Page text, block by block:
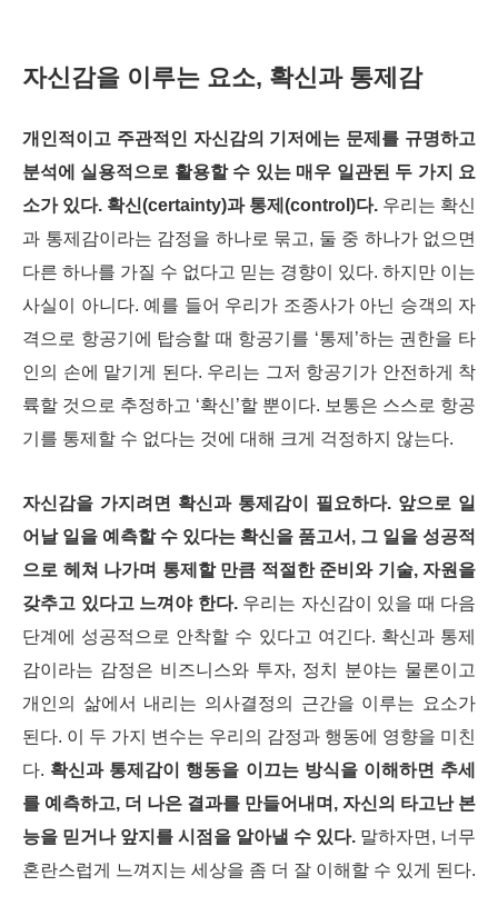
자신감을 이루는 요소, 확신과 통제감
개인적이고 주관적인 자신감의 기저에는 문제를 규명하고
분석에 실용적으로 활용할 수 있는 매우 일관된 두 가지 요
소가 있다. 확신(certainty)과 통제(control)다. 우리는 확신
과 통제감이라는 감정을 하나로 묶고, 둘 중 하나가 없으면
다른 하나를 가질 수 없다고 믿는 경향이 있다. 하지만 이는
사실이 아니다. 예를 들어 우리가 조종사가 아닌 승객의 자
격으로 항공기에 탑승할 때 항공기를 ‘통제 ’하는 권한을 타
인의 손에 맡기게 된다. 우리는 그저 항공기가 안전하게 착
륙할 것으로 추정하고 ‘확신’할 뿐이다. 보통은 스스로 항공
기를 통제할 수 없다는 것에 대해 크게 걱정하지 않는다.
자신감을 가지려면 확신과 통제감이 필요하다. 앞으로 일
어날 일을 예측할 수 있다는 확신을 품고서, 그 일을 성공적
으로 헤쳐 나가며 통제할 만큼 적절한 준비와 기술, 자원을
갖추고 있다고 느껴야 한다.우리는 자신감이 있을 때 다음
단계에 성공적으로 안착할 수 있다고 여긴다. 확신과 통제
감이라는 감정은 비즈니스와 투자, 정치 분야는 물론이고
개인의 삶에서 내리는 의사결정의 근간을 이루는 요소가
된다. 이 두 가지 변수는 우리의 감정과 행동에 영향을 미친
다. 확신과 통제감이 행동을 이끄는 방식을 이해하면 추세
를 예측하고, 더 나은 결과를 만들어내며, 자신의 타고난 본
능을 믿거나 앞지를 시점을 알아낼 수 있다. 말하자면, 너무
혼란스럽게 느껴지는 세상을 좀 더 잘 이해할 수 있게 된다.